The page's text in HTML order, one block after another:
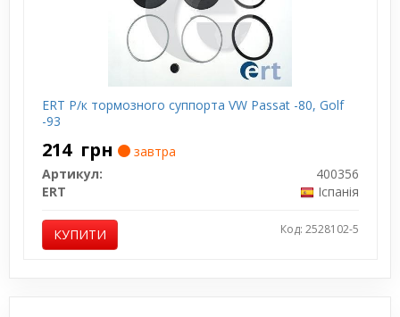
ERT Р/к тормозного суппорта VW Passat -80, Golf
-93
214 грн
завтра
Артикул:
400356
ERT
Іспанія
КУПИТИ Код: 2528102-5